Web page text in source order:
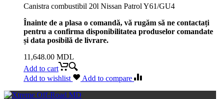
Canistra combustibil 20l Nissan Patrol Y61/GU4
Înainte de a plasa o comandă, vă rugăm să ne contactați
pentru a confirma disponibilitatea produselor comandate
și data posibilă de livrare.
11,648.00 MDL
Add to cart
Add to wishlist
Add to compare